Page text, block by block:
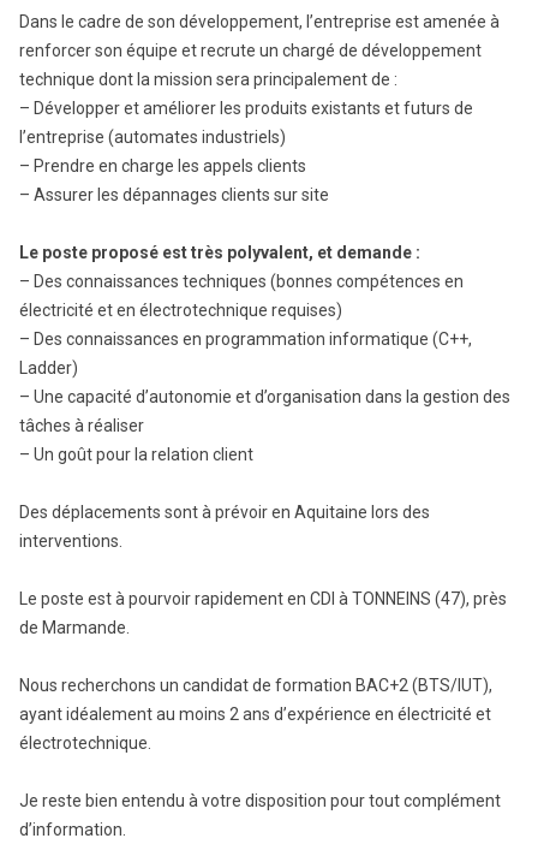
Dans le cadre de son développement, l’entreprise est amenée à
renforcer son équipe et recrute un chargé de développement
technique dont la mission sera principalement de :
– Développer et améliorer les produits existants et futurs de
l’entreprise (automates industriels)
– Prendre en charge les appels clients
– Assurer les dépannages clients sur site
Le poste proposé est très polyvalent, et demande :
– Des connaissances techniques (bonnes compétences en
électricité et en électrotechnique requises)
– Des connaissances en programmation informatique (C++,
Ladder)
– Une capacité d’autonomie et d’organisation dans la gestion des
tâches à réaliser
– Un goût pour la relation client
Des déplacements sont à prévoir en Aquitaine lors des
interventions.
Le poste est à pourvoir rapidement en CDI à TONNEINS (47), près
de Marmande.
Nous recherchons un candidat de formation BAC+2 (BTS/IUT),
ayant idéalement au moins 2 ans d’expérience en électricité et
électrotechnique.
Je reste bien entendu à votre disposition pour tout complément
d’information.